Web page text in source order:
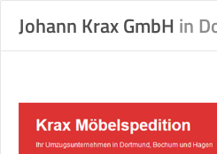
Umzugsdaten
Johann Krax GmbH in